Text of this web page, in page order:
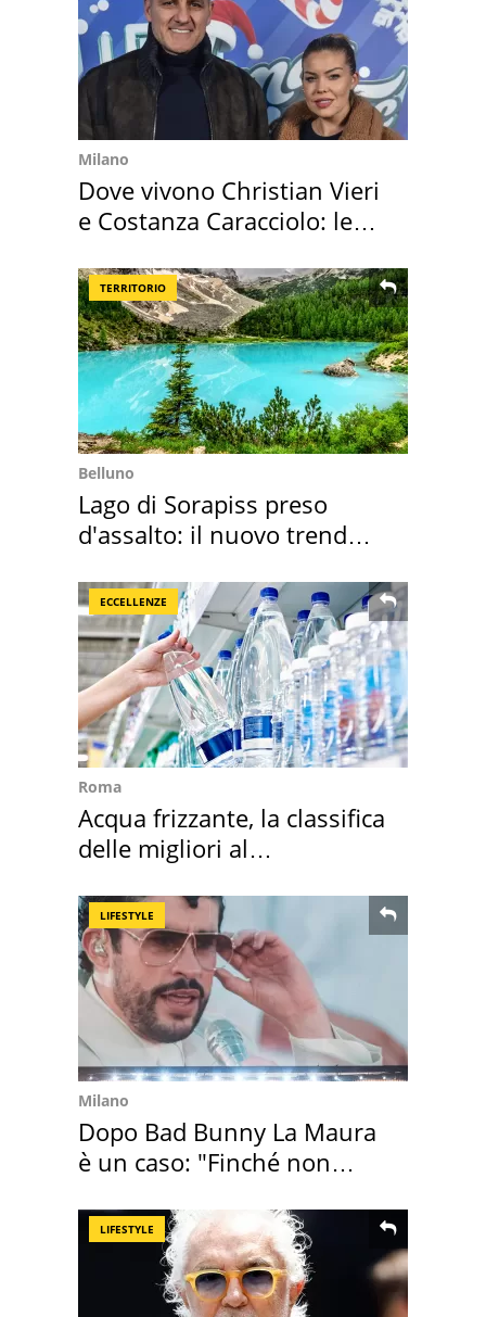
Milano
Dove vivono Christian Vieri
e Costanza Caracciolo: le
TERRITORIO
Belluno
Lago di Sorapiss preso
d'assalto: il nuovo trend
ECCELLENZE
Roma
Acqua frizzante, la classifica
delle migliori al
LIFESTYLE
Milano
Dopo Bad Bunny La Maura
è un caso: "Finché non
LIFESTYLE